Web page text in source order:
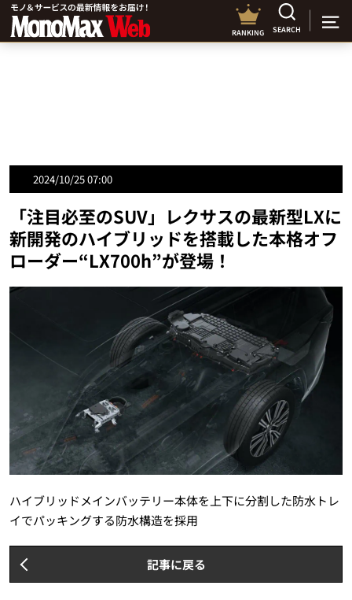
RANKING SEARCH
2024/10/25 07:00
「注目必至のSUV」レクサスの最新型LXに
新開発のハイブリッドを搭載した本格オフ
ローダー“LX700h”が登場！
ハイブリッドメインバッテリー本体を上下に分割した防水トレ
イでパッキングする防水構造を採用
記事に戻る